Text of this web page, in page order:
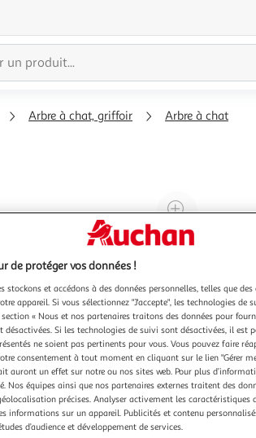
Arbre à chat, griffoir Arbre à chat
à
Réduire
à
100
%
le
produit
de protéger vos données !
stockons et accédons à des données personnelles, telles que
appareil. Si vous sélectionnez "J'accepte", les technologies de
« Nous et nos partenaires traitons des données pour
désactivées. Si les technologies de suivi sont désactivées, il est
ne soient pas pertinents pour vous. Vous pouvez faire
consentement à tout moment en cliquant sur le lien "Gérer
auront un effet sur notre ou nos sites web. Pour plus
Nos équipes ainsi que nos partenaires externes traitent des
précises. Analyser activement les caractéristiques
informations sur un appareil. Publicités et contenu
d’audience et développement de services.